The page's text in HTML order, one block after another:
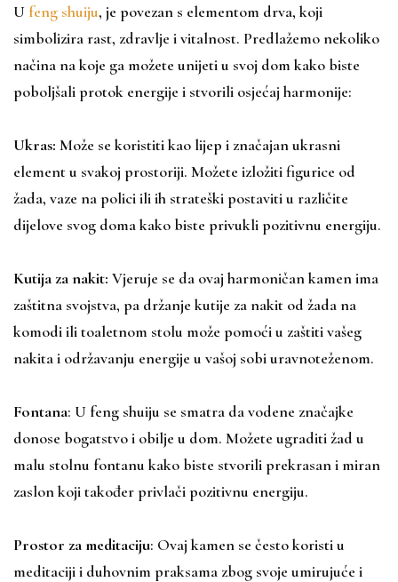
U feng shuiju, je povezan s elementom drva, koji
simbolizira rast, zdravlje i vitalnost. Predlažemo nekoliko
načina na koje ga možete unijeti u svoj dom kako biste
poboljšali protok energije i stvorili osjećaj harmonije:
Ukras: Može se koristiti kao lijep i značajan ukrasni
element u svakoj prostoriji. Možete izložiti figurice od
žada, vaze na polici ili ih strateški postaviti u različite
dijelove svog doma kako biste privukli pozitivnu energiju.
Kutija za nakit: Vjeruje se da ovaj harmoničan kamen ima
zaštitna svojstva, pa držanje kutije za nakit od žada na
komodi ili toaletnom stolu može pomoći u zaštiti vašeg
nakita i održavanju energije u vašoj sobi uravnoteženom.
Fontana: U feng shuiju se smatra da vodene značajke
donose bogatstvo i obilje u dom. Možete ugraditi žad u
malu stolnu fontanu kako biste stvorili prekrasan i miran
zaslon koji također privlači pozitivnu energiju.
Prostor za meditaciju: Ovaj kamen se često koristi u
meditaciji i duhovnim praksama zbog svoje umirujuće i